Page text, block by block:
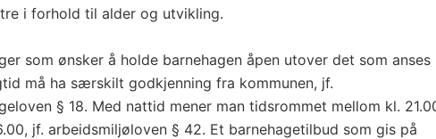
i forhold til alder og utvikling.
som ønsker å holde barnehagen åpen utover det som anses
må ha særskilt godkjenning fra kommunen, jf.
§ 18. Med nattid mener man tidsrommet mellom kl.
jf. arbeidsmiljøloven § 42. Et barnehagetilbud som gis på